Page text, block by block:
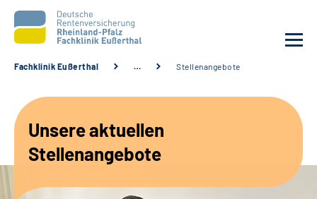
Unsere Angebote
Fachklinik Eußerthal … Stellenangebote
Unsere aktuellen
Stellenangebote